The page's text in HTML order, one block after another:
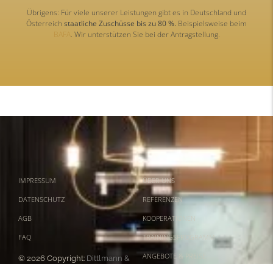
Übrigens: Für viele unserer Leistungen gibt es in Deutschland und
Österreich staatliche Zuschüsse bis zu 80 %. Beispielsweise beim
BAFA. Wir unterstützen Sie bei der Antragstellung.
IMPRESSUM
DATENSCHUTZ
AGB
FAQ
© 2026 Copyright: Dittlmann &
ÜBER UNS
REFERENZEN
KOOPERATIONEN
TRAININGSPROGRAMM
ANGEBOTE & PREISE